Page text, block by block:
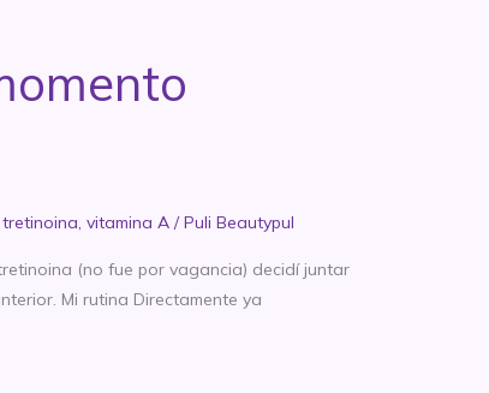
tretinoina, vitamina A /Puli Beautypul
(no fue por vagancia) decidí juntar
Mi rutina Directamente ya